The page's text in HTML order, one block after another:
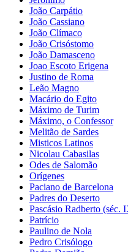
João Carpátio
João Cassiano
João Clímaco
João Crisóstomo
João Damasceno
Joao Escoto Erigena
Justino de Roma
Leão Magno
Macário do Egito
Máximo de Turim
Máximo, o Confessor
Melitão de Sardes
Misticos Latinos
Nicolau Cabasilas
Odes de Salomão
Orígenes
Paciano de Barcelona
Padres do Deserto
Pascásio Radberto (séc.
Patrício
Paulino de Nola
Pedro Crisólogo